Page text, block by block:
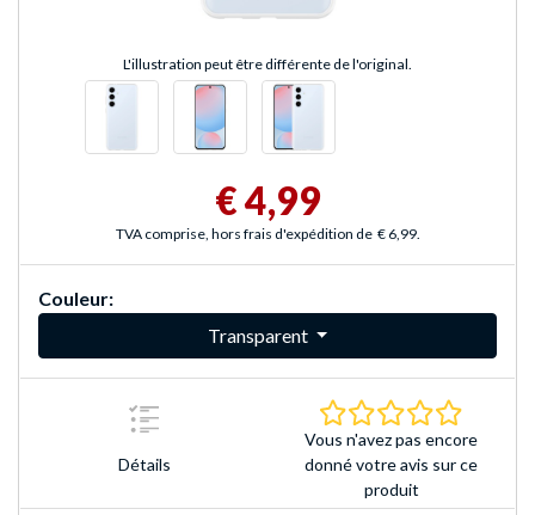
L'illustration peut être différente de l'original.
€ 4,99
TVA comprise, hors frais d'expédition de € 6,99.
Couleur:
Transparent
Détails
Vous n'avez pas encore
donné votre avis sur ce
produit